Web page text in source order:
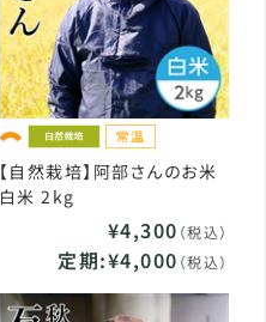
【自然栽培】阿部さんのお米
白米 2kg
¥4,300 （税込）
定期:¥4,000 （税込）